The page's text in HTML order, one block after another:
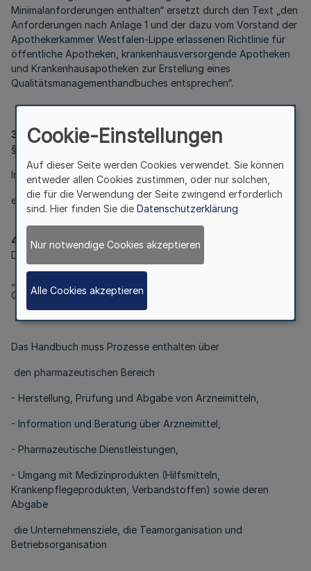
Minimalanforderungen enthalten“ ersetzt durch den Text „den
Anforderungen nach Anlage 1 und der dazu vom Vorstand der
Apothekerkammer Westfalen-Lippe erlassenen Richtlinie für
öffentliche Apotheken, krankenhausversorgende Apotheken
und Krankenhausapotheken zur Erstellung eines
Qualitätsmanagementhandbuches entsprechen“.
3
§ 6 Abs. 3 wird wie folgt geändert:
In Nr. 1 werden die Wörter „, dokumentierte Verfahren”
ersatzlos gestrichen.
4
Die Anlage 1 zu § 5 Abs. 1 Nr. 2 erhält folgende Fassung:
Qualitätsmanagementhandbuch
Das Handbuch muss Prozesse enthalten über
den pharmazeutischen Bereich
- Herstellung, Prüfung und Abgabe von Arzneimitteln,
- Information und Beratung über Arzneimittel,
- Pharmazeutische Dienstleistungen,
- Umgang mit Medizinprodukten (Hilfsmitteln,
Krankenpflegeprodukten, Verbandstoffen) sowie deren
Abgabe
die Unternehmensziele, die Teamorganisation und
Betriebsorganisation
Cookie-Einstellungen
Auf dieser Seite werden Cookies verwendet. Sie können
entweder allen Cookies zustimmen, oder nur solchen,
die für die Verwendung der Seite zwingend erforderlich
sind. Hier finden Sie die Datenschutzerklärung
Nur notwendige Cookies akzeptieren
Alle Cookies akzeptieren